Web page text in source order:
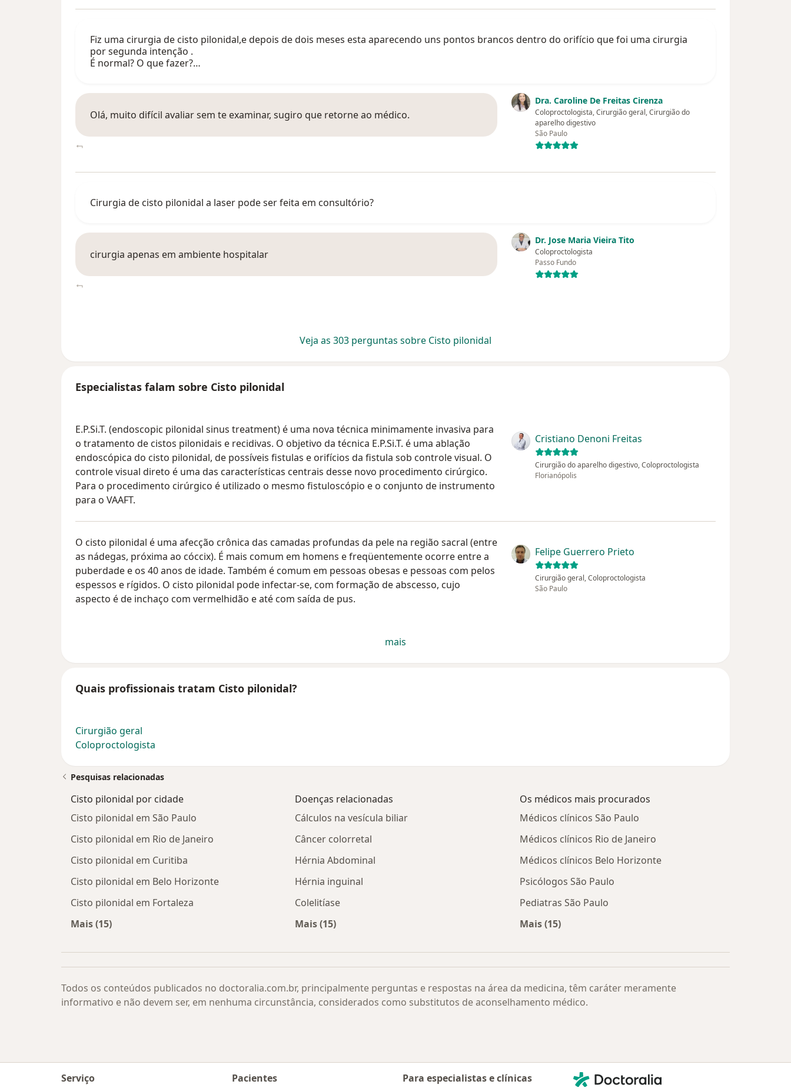
Fiz uma cirurgia de cisto pilonidal,e depois de dois meses esta aparecendo uns pontos brancos dentro do orifício que foi uma cirurgia
por segunda intenção .
É normal? O que fazer?…
Dra. Caroline De Freitas Cirenza
Coloproctologista, Cirurgião geral, Cirurgião do
aparelho digestivo
São Paulo
Olá, muito difícil avaliar sem te examinar, sugiro que retorne ao médico.
Cirurgia de cisto pilonidal a laser pode ser feita em consultório?
Dr. Jose Maria Vieira Tito
Coloproctologista
Passo Fundo
cirurgia apenas em ambiente hospitalar
Veja as 303 perguntas sobre Cisto pilonidal
Especialistas falam sobre Cisto pilonidal
E.P.Si.T. (endoscopic pilonidal sinus treatment) é uma nova técnica minimamente invasiva para
o tratamento de cistos pilonidais e recidivas. O objetivo da técnica E.P.Si.T. é uma ablação
endoscópica do cisto pilonidal, de possíveis fistulas e orifícios da fistula sob controle visual. O
controle visual direto é uma das características centrais desse novo procedimento cirúrgico.
Para o procedimento cirúrgico é utilizado o mesmo fistuloscópio e o conjunto de instrumento
para o VAAFT.
Cristiano Denoni Freitas
Cirurgião do aparelho digestivo, Coloproctologista
Florianópolis
O cisto pilonidal é uma afecção crônica das camadas profundas da pele na região sacral (entre
as nádegas, próxima ao cóccix). É mais comum em homens e freqüentemente ocorre entre a
puberdade e os 40 anos de idade. Também é comum em pessoas obesas e pessoas com pelos
espessos e rígidos. O cisto pilonidal pode infectar-se, com formação de abscesso, cujo
aspecto é de inchaço com vermelhidão e até com saída de pus.
Felipe Guerrero Prieto
Cirurgião geral, Coloproctologista
São Paulo
mais
Quais profissionais tratam Cisto pilonidal?
Cirurgião geral
Coloproctologista
Pesquisas relacionadas
Cisto pilonidal por cidade
Cisto pilonidal em São Paulo
Cisto pilonidal em Rio de Janeiro
Cisto pilonidal em Curitiba
Cisto pilonidal em Belo Horizonte
Cisto pilonidal em Fortaleza
Mais (15)
Doenças relacionadas
Cálculos na vesícula biliar
Câncer colorretal
Hérnia Abdominal
Hérnia inguinal
Colelitíase
Mais (15)
Os médicos mais procurados
Médicos clínicos São Paulo
Médicos clínicos Rio de Janeiro
Médicos clínicos Belo Horizonte
Psicólogos São Paulo
Pediatras São Paulo
Mais (15)
Todos os conteúdos publicados no doctoralia.com.br, principalmente perguntas e respostas na área da medicina, têm caráter meramente
informativo e não devem ser, em nenhuma circunstância, considerados como substitutos de aconselhamento médico.
Serviço Pacientes Para especialistas e clínicas Contato
Doctoralia - Homepage